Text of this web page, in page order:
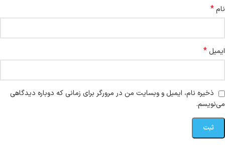
نام*
ایمیل *
ذخیره نام، ایمیل و وبسایت من در مرورگر برای زمانی که دوباره دیدگاهی
می‌نویسم.